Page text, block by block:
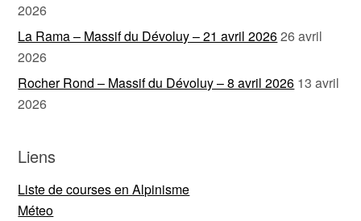
2026
La Rama – Massif du Dévoluy – 21 avril 202626 avril
2026
Rocher Rond – Massif du Dévoluy – 8 avril 2026 13 avril
2026
Liens
Liste de courses en Alpinisme
Méteo